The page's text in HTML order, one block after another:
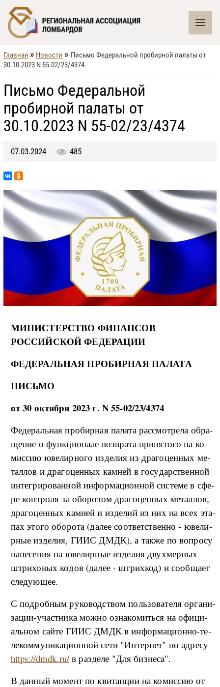
Главная » Новости » Письмо Федеральной пробирной палаты от
30.10.2023 N 55-02/23/4374
Письмо Федеральной
пробирной палаты от
30.10.2023 N 55-02/23/4374
07.03.2024 485
МИНИСТЕРСТВО ФИНАНСОВ
РОССИЙСКОЙ ФЕДЕРАЦИИ
ФЕДЕРАЛЬНАЯ ПРОБИРНАЯ ПАЛАТА
ПИСЬМО
от 30 ок­тяб­ря 2023 г. N 55-02/23/4374
Фе­де­раль­ная про­би­р­ная па­ла­та рас­смо­т­ре­ла об­ра­
ще­ние о фун­к­ци­о­на­ле воз­вра­та при­ня­то­го на ко­
мис­сию юве­ли­р­но­го из­де­лия из дра­го­цен­ных ме­
тал­лов и дра­го­цен­ных ка­м­ней в го­су­дар­ствен­ной
ин­те­гри­ро­ван­ной ин­фор­ма­ци­он­ной си­сте­ме в сфе­
ре кон­тро­ля за обо­ро­том дра­го­цен­ных ме­тал­лов,
дра­го­цен­ных ка­м­ней и из­де­лий из них на всех эта­
пах это­го обо­ро­та (да­лее со­о­т­вет­ствен­но - юве­ли­
р­ные из­де­лия, ГИИС ДМДК), а та­к­же по во­про­су
на­не­се­ния на юве­ли­р­ные из­де­лия двух­мер­ных
штри­хо­вых ко­дов (да­лее - штрих­код) и со­об­ща­ет
сле­ду­ю­щее.
С по­дроб­ным ру­ко­вод­ством поль­зо­ва­те­ля ор­га­ни­
за­ции-у­част­ни­ка мо­ж­но озна­ко­мить­ся на офи­ци­
аль­ном сай­те ГИИС ДМДК в ин­фор­ма­ци­он­но-­те­
ле­ко­м­му­ни­ка­ци­он­ной се­ти "Ин­тер­нет" по ад­ре­су
https://dmdk.ru/в раз­де­ле "Д­ля биз­не­са".
В дан­ный мо­мент по кви­тан­ции на ко­мис­сию от